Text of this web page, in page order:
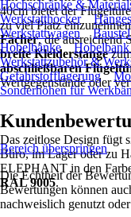
40cm bietet der
zu viel Platz
Fächer, die ausreichend
breite Kleiderstange
abschließbaren
Wertgegenstände oder
Das zeitlose Design fügt
Büro, im Lager oder zu
ELEPHANT in den
RAL 9005.
Hochschränke &
Werkstatthocker
Werkstattwagen
Hobelbänke
Werkstattzubehör &
Gefahrstofflagerung
Sonderhöhen für
Bereich überspringen
Die Echtheit der
Bewertungen können
nachweislich genutzt